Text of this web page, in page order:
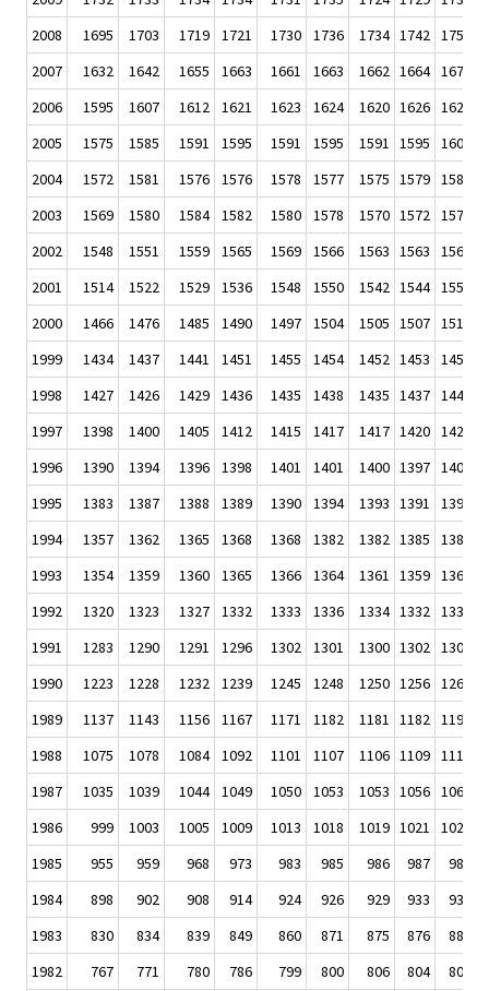
2008
1695 1703 1719 1721 1730 1736 1734 1742 1750
2007
1632 1642 1655 1663 1661 1663 1662 1664 1671
2006
1595 1607 1612 1621 1623 1624 1620 1626 1629
2005
1575 1585 1591 1595 1591 1595 1591 1595 1604
2004
1572 1581 1576 1576 1578 1577 1575 1579 1585
2003
1569 1580 1584 1582 1580 1578 1570 1572 1579
2002
1548 1551 1559 1565 1569 1566 1563 1563 1568
2001
1514 1522 1529 1536 1548 1550 1542 1544 1552
2000
1466 1476 1485 1490 1497 1504 1505 1507 1519
1999
1434 1437 1441 1451 1455 1454 1452 1453 1457
1998
1427 1426 1429 1436 1435 1438 1435 1437 1441
1997
1398 1400 1405 1412 1415 1417 1417 1420 1423
1996
1390 1394 1396 1398 1401 1401 1400 1397 1400
1995
1383 1387 1388 1389 1390 1394 1393 1391 1393
1994
1357 1362 1365 1368 1368 1382 1382 1385 1388
1993
1354 1359 1360 1365 1366 1364 1361 1359 1362
1992
1320 1323 1327 1332 1333 1336 1334 1332 1337
1991
1283 1290 1291 1296 1302 1301 1300 1302 1304
1990
1223 1228 1232 1239 1245 1248 1250 1256 1262
1989
1137 1143 1156 1167 1171 1182 1181 1182 1195
1988
1075 1078 1084 1092 1101 1107 1106 1109 1119
1987
1035 1039 1044 1049 1050 1053 1053 1056 1060
1986
999 1003 1005 1009 1013 1018 1019 1021 1021
1985
955 959 968 973 983 985 986 987
989
1984
898 902 908 914 924 926 929 933
939
1983
830 834 839 849 860 871 875 876
881
1982
767 771 780 786 799 800 806 804 806